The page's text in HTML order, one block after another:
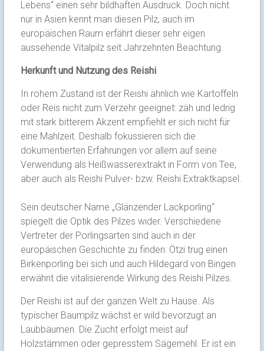
Lebens“ einen sehr bildhaften Ausdruck. Doch nicht
nur in Asien kennt man diesen Pilz, auch im
europäischen Raum erfährt dieser sehr eigen
aussehende Vitalpilz seit Jahrzehnten Beachtung.
Herkunft und Nutzung des Reishi
In rohem Zustand ist der Reishi ähnlich wie Kartoffeln
oder Reis nicht zum Verzehr geeignet: zäh und ledrig
mit stark bitterem Akzent empfiehlt er sich nicht für
eine Mahlzeit. Deshalb fokussieren sich die
dokumentierten Erfahrungen vor allem auf seine
Verwendung als Heißwasserextrakt in Form von Tee,
aber auch als Reishi Pulver- bzw. Reishi Extraktkapsel.
Sein deutscher Name „Glänzender Lackporling“
spiegelt die Optik des Pilzes wider. Verschiedene
Vertreter der Porlingsarten sind auch in der
europäischen Geschichte zu finden: Ötzi trug einen
Birkenporling bei sich und auch Hildegard von Bingen
erwähnt die vitalisierende Wirkung des Reishi Pilzes.
Der Reishi ist auf der ganzen Welt zu Hause. Als
typischer Baumpilz wächst er wild bevorzugt an
Laubbäumen. Die Zucht erfolgt meist auf
Holzstämmen oder gepresstem Sägemehl. Er ist ein